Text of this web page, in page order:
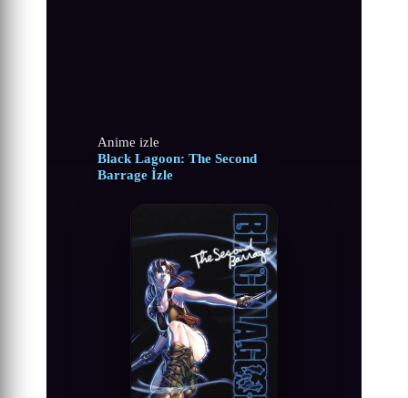
Anime izle
Black Lagoon: The Second
Barrage İzle